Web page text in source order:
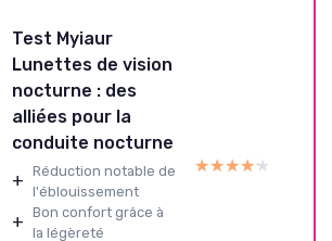
Test Myiaur
Lunettes de vision
nocturne : des
alliées pour la
conduite nocturne
+ Réduction notable de
l'éblouissement
+ Bon confort grâce à
la légèreté
★★★★★
★★★★★